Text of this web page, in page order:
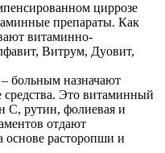
циррозе
препараты. Как
витаминно-
Витрум, Дуовит,
больным назначают
Это витаминный
С, рутин, фолиевая и
отдают
основе расторопши и